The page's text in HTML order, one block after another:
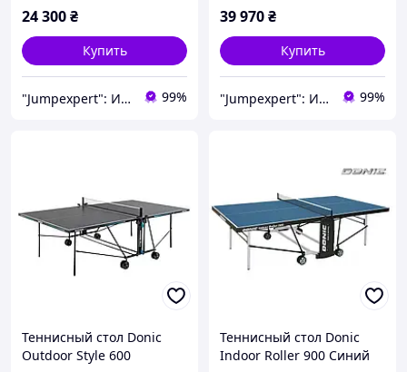
24 300₴
Купить
"Jumpexpert": Интернет-магазин товаров для активного отдыха и спорта! 99%
39 970₴
Купить
"Jumpexpert": Интернет-магазин товаров для активного отдыха и спорта! 99%
Теннисный стол Donic
Outdoor Style 600
Теннисный стол Donic
Indoor Roller 900 Синий